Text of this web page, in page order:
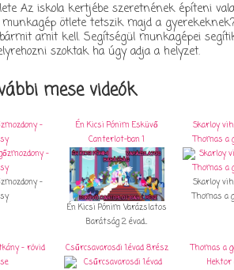
Az iskola kertjébe szeretnének építeni
ötlete tetszik majd a
amit kell. Segítségül munkagépei
szoktak ha úgy adja a helyzet.
mese videók
-
-
Én Kicsi Pónim Esküvő
Canterlot-ban 1
Én Kicsi Pónim Varázslatos
Barátság 2. évad...
Skarloy
Thomas a
Skarloy
Thomas a
- rövid
Csűrcsavarosdi 1.évad 8.rész
Thomas a
Hektor